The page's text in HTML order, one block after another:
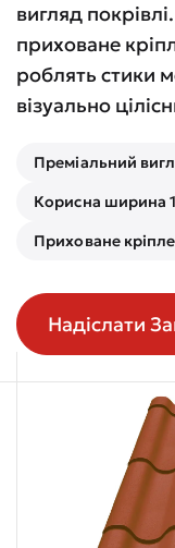
вигляд
приховане
роблять стики
візуально
Преміальний
Корисна ширина
Приховане
Надіслати